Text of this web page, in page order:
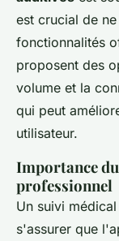
est crucial de
fonctionnalités
proposent des
volume et la
qui peut
utilisateur.
Importance
professionnel
Un suivi
s'assurer que